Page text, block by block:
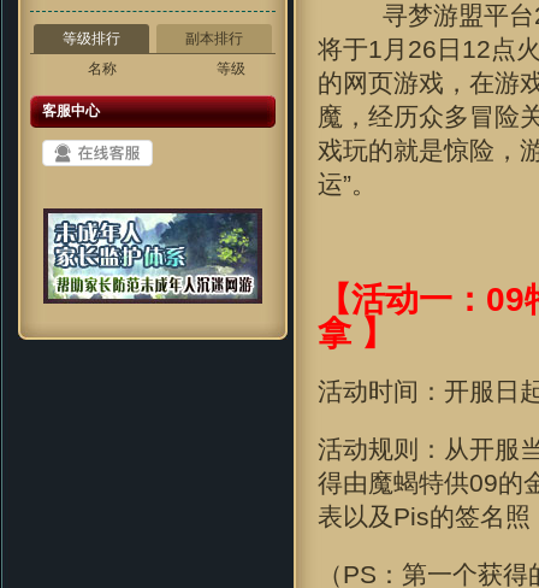
等级排行
副本排行
名称
等级
客服中心
寻梦游盟平台
将于1月26日12点
的网页游戏，在游
魔，经历众多冒险
戏玩的就是惊险，
运”。
【活动一：
拿 】
活动时间：开服日
活动规则：从开服
得由魔蝎特供09的
表以及Pis的签名照
（PS：第一个获